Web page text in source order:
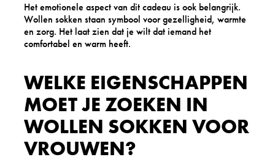
Het emotionele aspect van dit cadeau is ook belangrijk.
Wollen sokken staan symbool voor gezelligheid, warmte
en zorg. Het laat zien dat je wilt dat iemand het
comfortabel en warm heeft.
WELKE EIGENSCHAPPEN
MOET JE ZOEKEN IN
WOLLEN SOKKEN VOOR
VROUWEN?